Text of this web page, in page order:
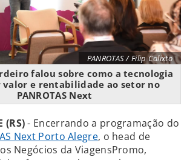
PANROTAS / Filip Calixto
falou sobre como a tecnologia
valor e rentabilidade ao setor no
PANROTAS Next
(RS)- Encerrando a programação do
Next Porto Alegre, o head de
Negócios da ViagensPromo,